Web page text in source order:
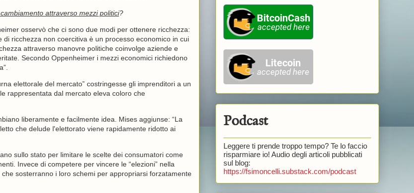
attraverso mezzi politici?
osservò che ci sono due modi per ottenere ricchezza:
di ricchezza non coercitiva è un processo economico in cui
attraverso manovre politiche coinvolge aziende e
Secondo Oppenheimer i mezzi economici richiedono
elettorale del mercato” costringesse gli imprenditori a un
rappresentata dal mercato eleva coloro che
liberamente e facilmente idea. Mises aggiunse: “La
che delude l'elettorato viene rapidamente ridotto ai
sullo stato per limitare le scelte dei consumatori come
Invece di competere per vincere le “elezioni” nella
sosterranno i loro schemi per appropriarsi forzatamente
Podcast
Leggere ti prende troppo tempo? Te lo faccio
risparmiare io! Audio degli articoli pubblicati
sul blog:
https://fsimoncelli.substack.com/podcast